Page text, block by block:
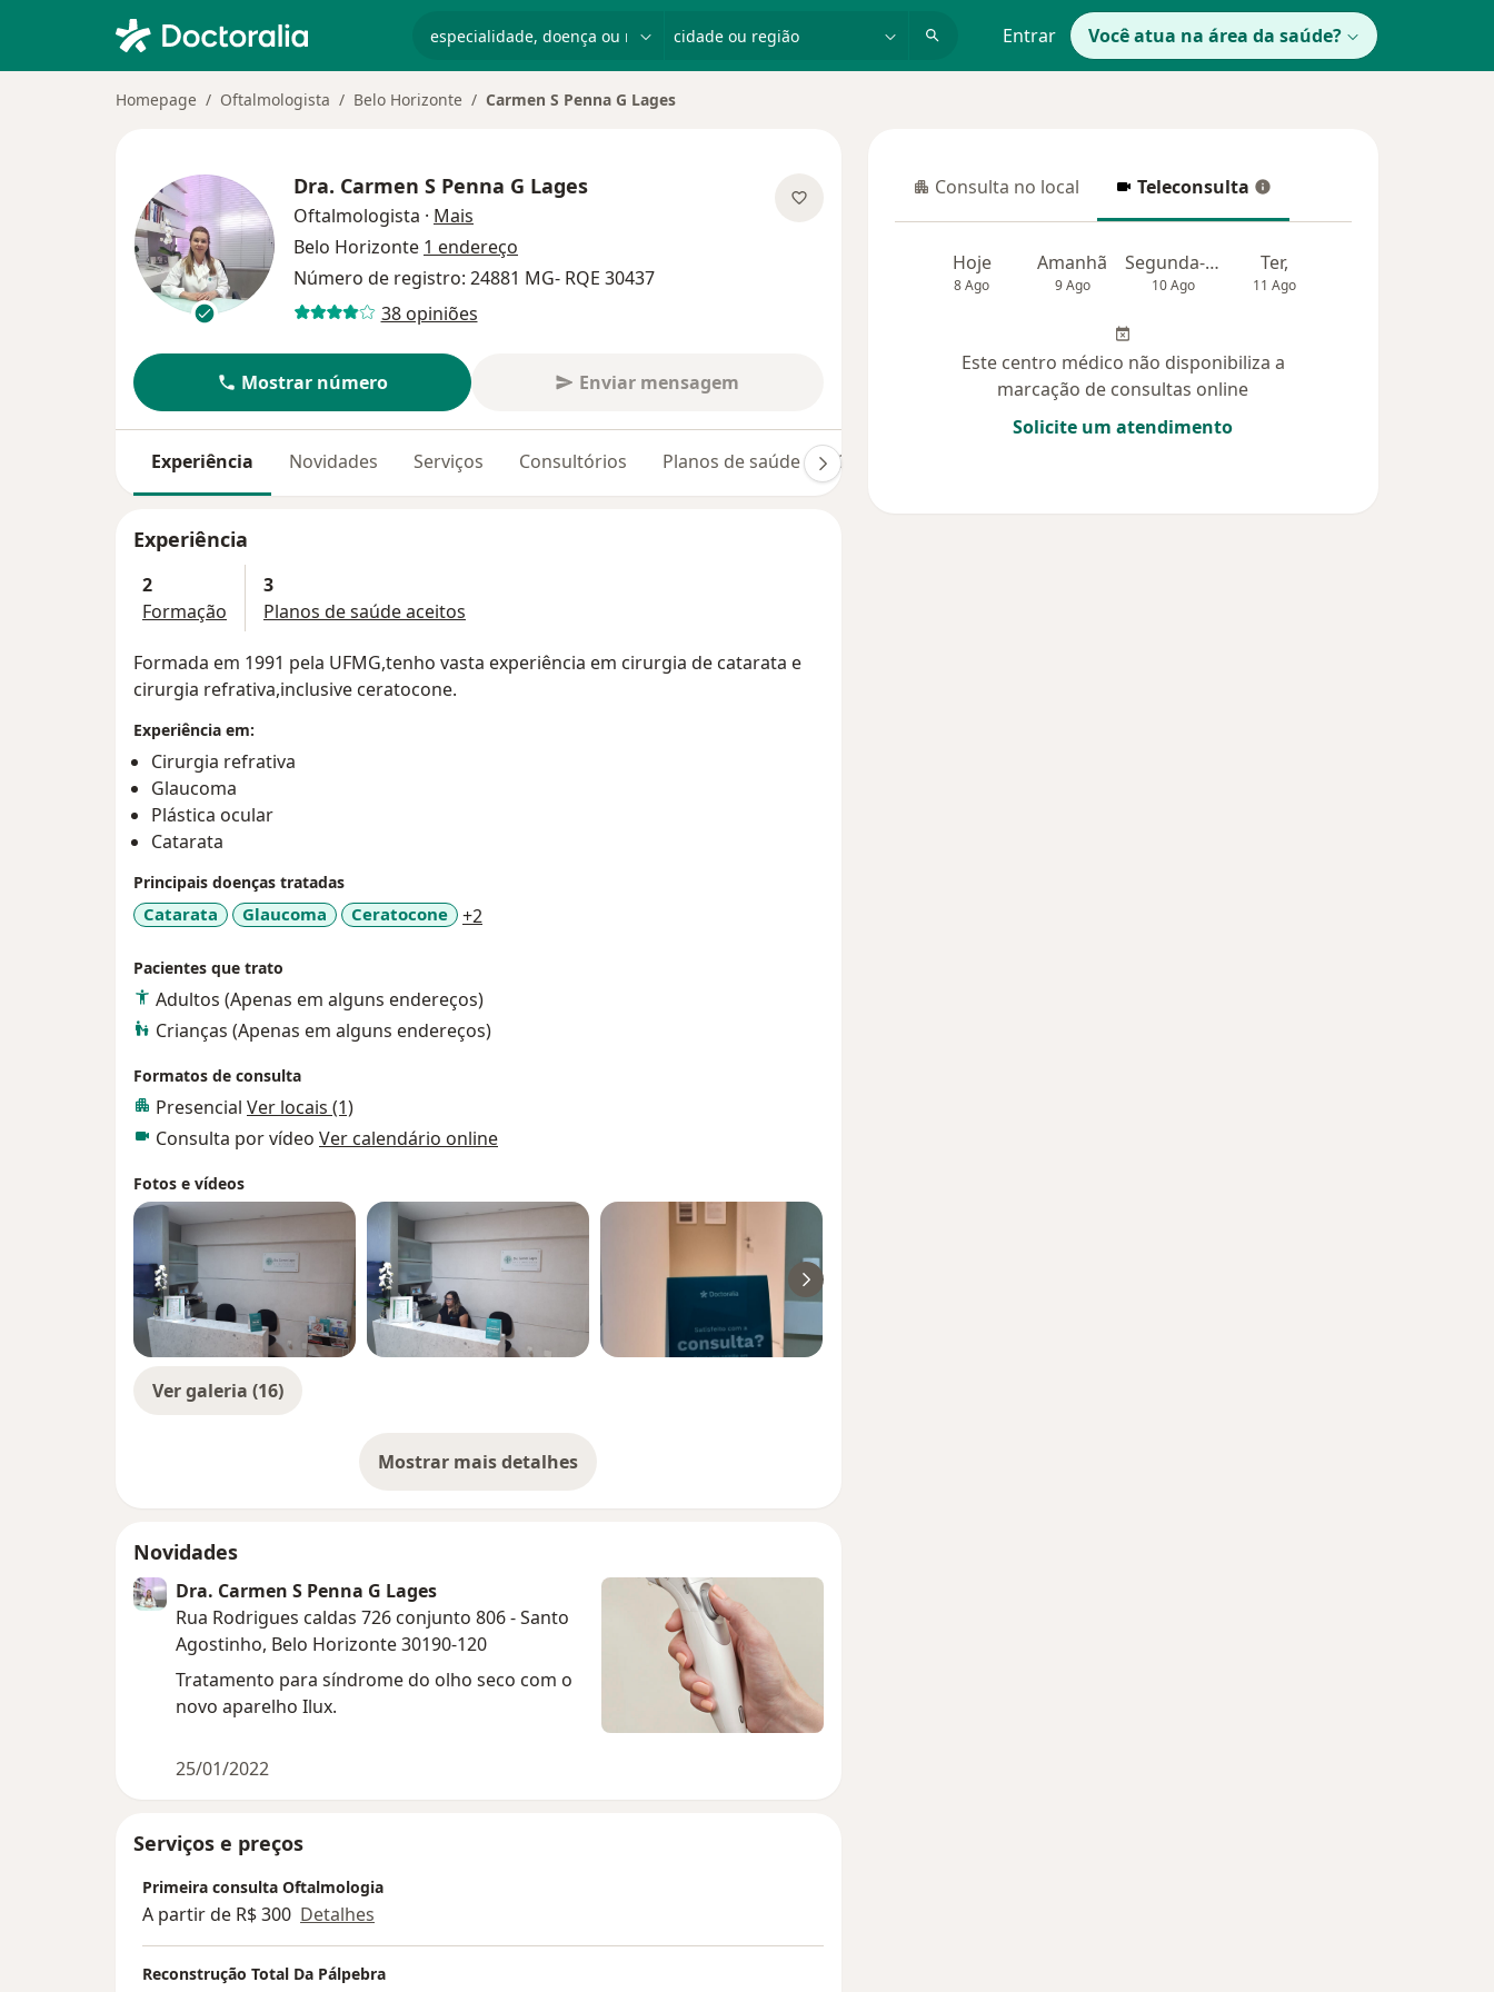
Entrar Você atua na área da saúde?
Homepage Oftalmologista Belo Horizonte Carmen S Penna G Lages
Dra. Carmen S Penna G Lages
Oftalmologista · Mais
Belo Horizonte 1 endereço
Número de registro: 24881 MG- RQE 30437
38 opiniões
Mostrar número Enviar mensagem
Experiência Novidades Serviços Consultórios Planos de saúde Opiniões (38)
Experiência
2
Formação
3
Planos de saúde aceitos
Formada em 1991 pela UFMG,tenho vasta experiência em cirurgia de catarata e
cirurgia refrativa,inclusive ceratocone.
Experiência em:
Cirurgia refrativa
Glaucoma
Plástica ocular
Catarata
Principais doenças tratadas
Catarata Glaucoma Ceratocone +2
Pacientes que trato
Adultos (Apenas em alguns endereços)
Crianças (Apenas em alguns endereços)
Formatos de consulta
Presencial Ver locais (1)
Consulta por vídeo Ver calendário online
Fotos e vídeos
Ver galeria (16)
Mostrar mais detalhes
sobre a experiência
Novidades
Dra. Carmen S Penna G Lages
Rua Rodrigues caldas 726 conjunto 806 - Santo
Agostinho, Belo Horizonte 30190-120
Tratamento para síndrome do olho seco com o
novo aparelho Ilux.
25/01/2022
Serviços e preços
Primeira consulta Oftalmologia
A partir de R$ 300 Detalhes
Reconstrução Total Da Pálpebra
Consulta no local
Consulta no local Teleconsulta
Teleconsulta
Hoje
8 Ago
Amanhã
9 Ago
Segunda-feira
10 Ago
Ter,
11 Ago
Este centro médico não disponibiliza a
marcação de consultas online
Solicite um atendimento